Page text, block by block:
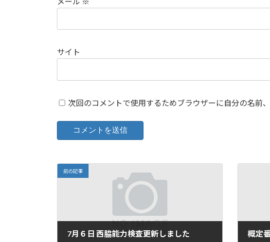
サイト
次回のコメントで使用するためブラウザーに自分の名前
前の記事
7月６日 西脇能力検査更新しました 概定